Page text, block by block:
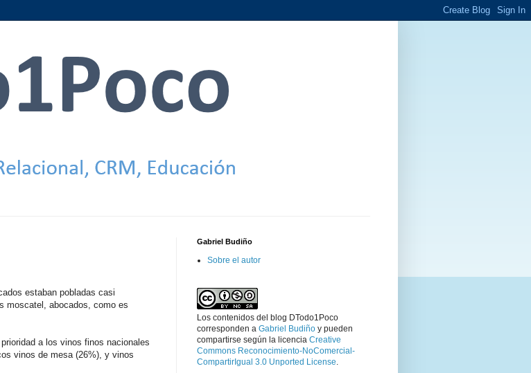
estaban pobladas casi
moscatel, abocados, como es
a los vinos finos nacionales
vinos de mesa (26%), y vinos
Gabriel Budiño
Sobre el autor
Los contenidos del blog DTodo1Poco
corresponden a Gabriel Budiño y pueden
compartirse según la licencia Creative
Commons Reconocimiento-NoComercial-
CompartirIgual 3.0 Unported License.